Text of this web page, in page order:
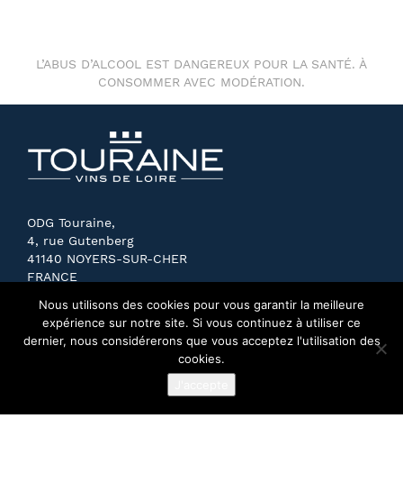
L’ABUS D’ALCOOL EST DANGEREUX POUR LA SANTÉ. À
CONSOMMER AVEC MODÉRATION.
ODG Touraine,
4, rue Gutenberg
41140 NOYERS-SUR-CHER
FRANCE
Nous utilisons des cookies pour vous garantir la meilleure
expérience sur notre site. Si vous continuez à utiliser ce
dernier, nous considérerons que vous acceptez l'utilisation des
cookies.